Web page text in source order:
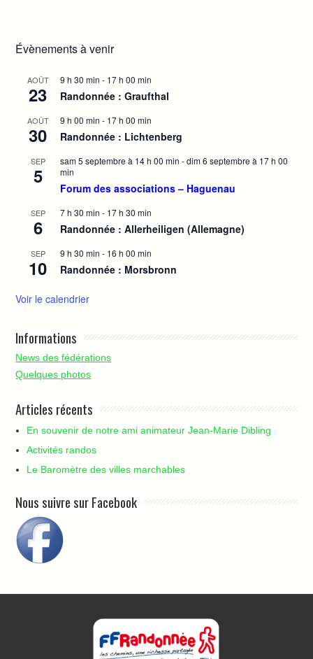
Évènements à venir
AOÛT
23
9 h 30 min - 17 h 00 min
Randonnée : Graufthal
AOÛT
30
9 h 00 min - 17 h 00 min
Randonnée : Lichtenberg
SEP
5
sam 5 septembre à 14 h 00 min -dim 6 septembre à 17 h 00
min
Forum des associations – Haguenau
SEP
6
7 h 30 min - 17 h 30 min
Randonnée : Allerheiligen (Allemagne)
SEP
10
9 h 30 min - 16 h 00 min
Randonnée : Morsbronn
Voir le calendrier
Informations
News des fédérations
Quelques photos
Articles récents
En souvenir de notre ami animateur Jean-Marie Dibling
Activités randos
Le Baromètre des villes marchables
Nous suivre sur Facebook